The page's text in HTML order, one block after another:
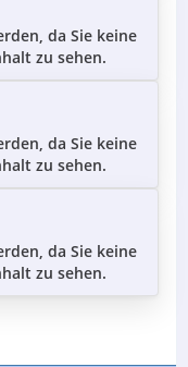
da Sie keine
zu sehen.
da Sie keine
zu sehen.
da Sie keine
zu sehen.